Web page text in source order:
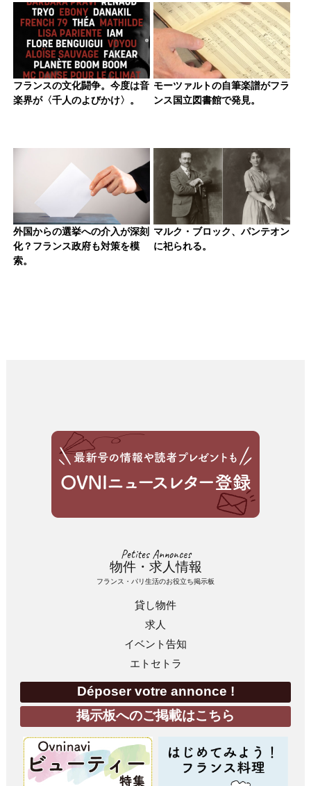
フランスの文化闘争。今度は音
楽界が〈千人のよびかけ〉。
モーツァルトの自筆楽譜がフラ
ンス国立図書館で発見。
外国からの選挙への介入が深刻
化？フランス政府も対策を模
索。
マルク・ブロック、パンテオン
に祀られる。
Petites Annonces
物件・求人情報
フランス・パリ生活のお役立ち掲示板
貸し物件
求人
イベント告知
エトセトラ
Déposer votre annonce !
掲示板へのご掲載はこちら